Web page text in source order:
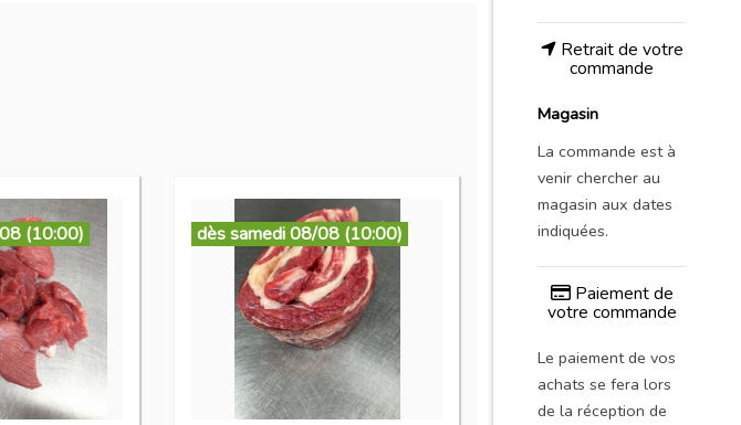
(10:00) dès samedi 08/08 (10:00)
Retrait de votre
commande
Magasin
La commande est à
venir chercher au
magasin aux dates
indiquées.
Paiement de
votre commande
Le paiement de vos
achats se fera lors
de la réception de